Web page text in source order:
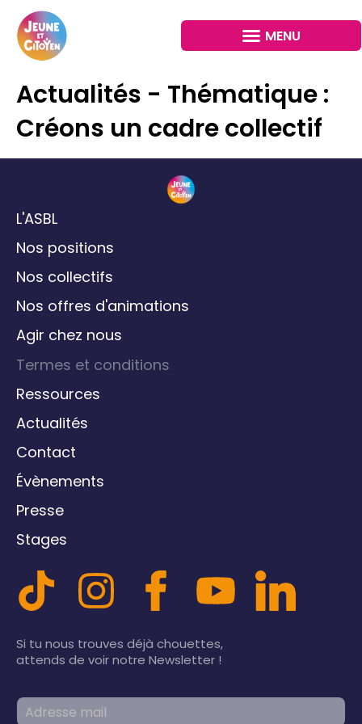
Actualités - Thématique :
Créons un cadre collectif
L'ASBL
Nos positions
Nos collectifs
Nos offres d'animations
Agir chez nous
Termes et conditions
Ressources
Actualités
Contact
Évènements
Presse
Stages
Si tu nous trouves déjà chouettes,
attends de voir notre Newsletter !